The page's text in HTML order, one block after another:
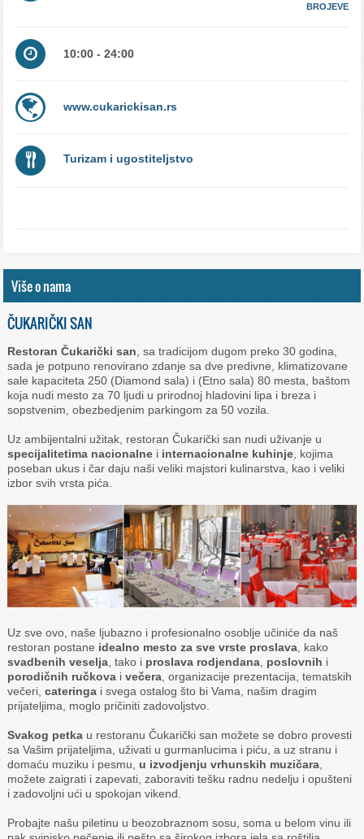
BROJEVE
10:00 - 24:00
www.cukarickisan.rs
Turizam i ugostiteljstvo
Više o nama
ČUKARIČKI SAN
Restoran Čukarički san , sa tradicijom dugom preko 30 godina,
sada je potpuno renovirano zdanje sa dve predivne, klimatizovane
sale kapaciteta 250 (Diamond sala) i (Etno sala) 80 mesta, baštom
koja nudi mesto za 70 ljudi u prirodnoj hladovini lipa i breza i
sopstvenim, obezbedjenim parkingom za 50 vozila.
Uz ambijentalni užitak, restoran Čukarički san nudi uživanje u
specijalitetima nacionalne i internacionalne kuhinje , kojima
poseban ukus i čar daju naši veliki majstori kulinarstva, kao i veliki
izbor svih vrsta pića.
Uz sve ovo, naše ljubazno i profesionalno osoblje učiniće da naš
restoran postane idealno mesto za sve vrste proslava , kako
svadbenih veselja , tako i proslava rodjendana poslovnih i
porodičnih ručkova i večera , organizacije prezentacija, tematskih
večeri,cateringa i svega ostalog što bi Vama, našim dragim
prijateljima, moglo pričiniti zadovoljstvo.
Svakog petka u restoranu Čukarički san možete se dobro provesti
sa Vašim prijateljima, uživati u gurmanlucima i piću, a uz stranu i
domaću muziku i pesmu,u izvodjenju vrhunskih muzičara
možete zaigrati i zapevati, zaboraviti tešku radnu nedelju i opušteni
i zadovoljni ući u spokojan vikend.
Probajte našu piletinu u beozobraznom sosu, soma u belom vinu ili